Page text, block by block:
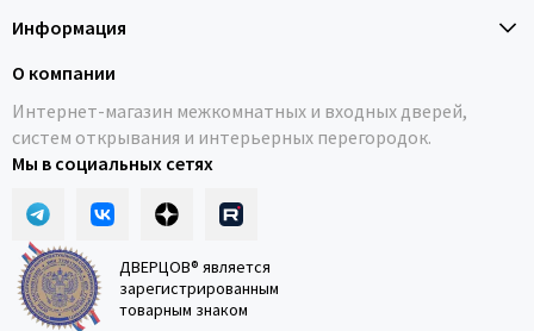
Информация
О компании
Интернет-магазин межкомнатных и входных дверей,
систем открывания и интерьерных перегородок.
Мы в социальных сетях
ДВЕРЦОВ® является
зарегистрированным
товарным знаком